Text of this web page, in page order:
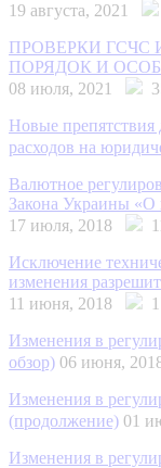
19 августа, 2021
ПРОВЕРКИ
ПОРЯДОК И
08 июля, 2021
Новые
расходов на
Валютное
Закона Украины «О
17 июля, 2018
Исключение
изменения
11 июня, 2018
Изменения в
обзор) 06 июня,
Изменения в
(продолжение) 01
Изменения в